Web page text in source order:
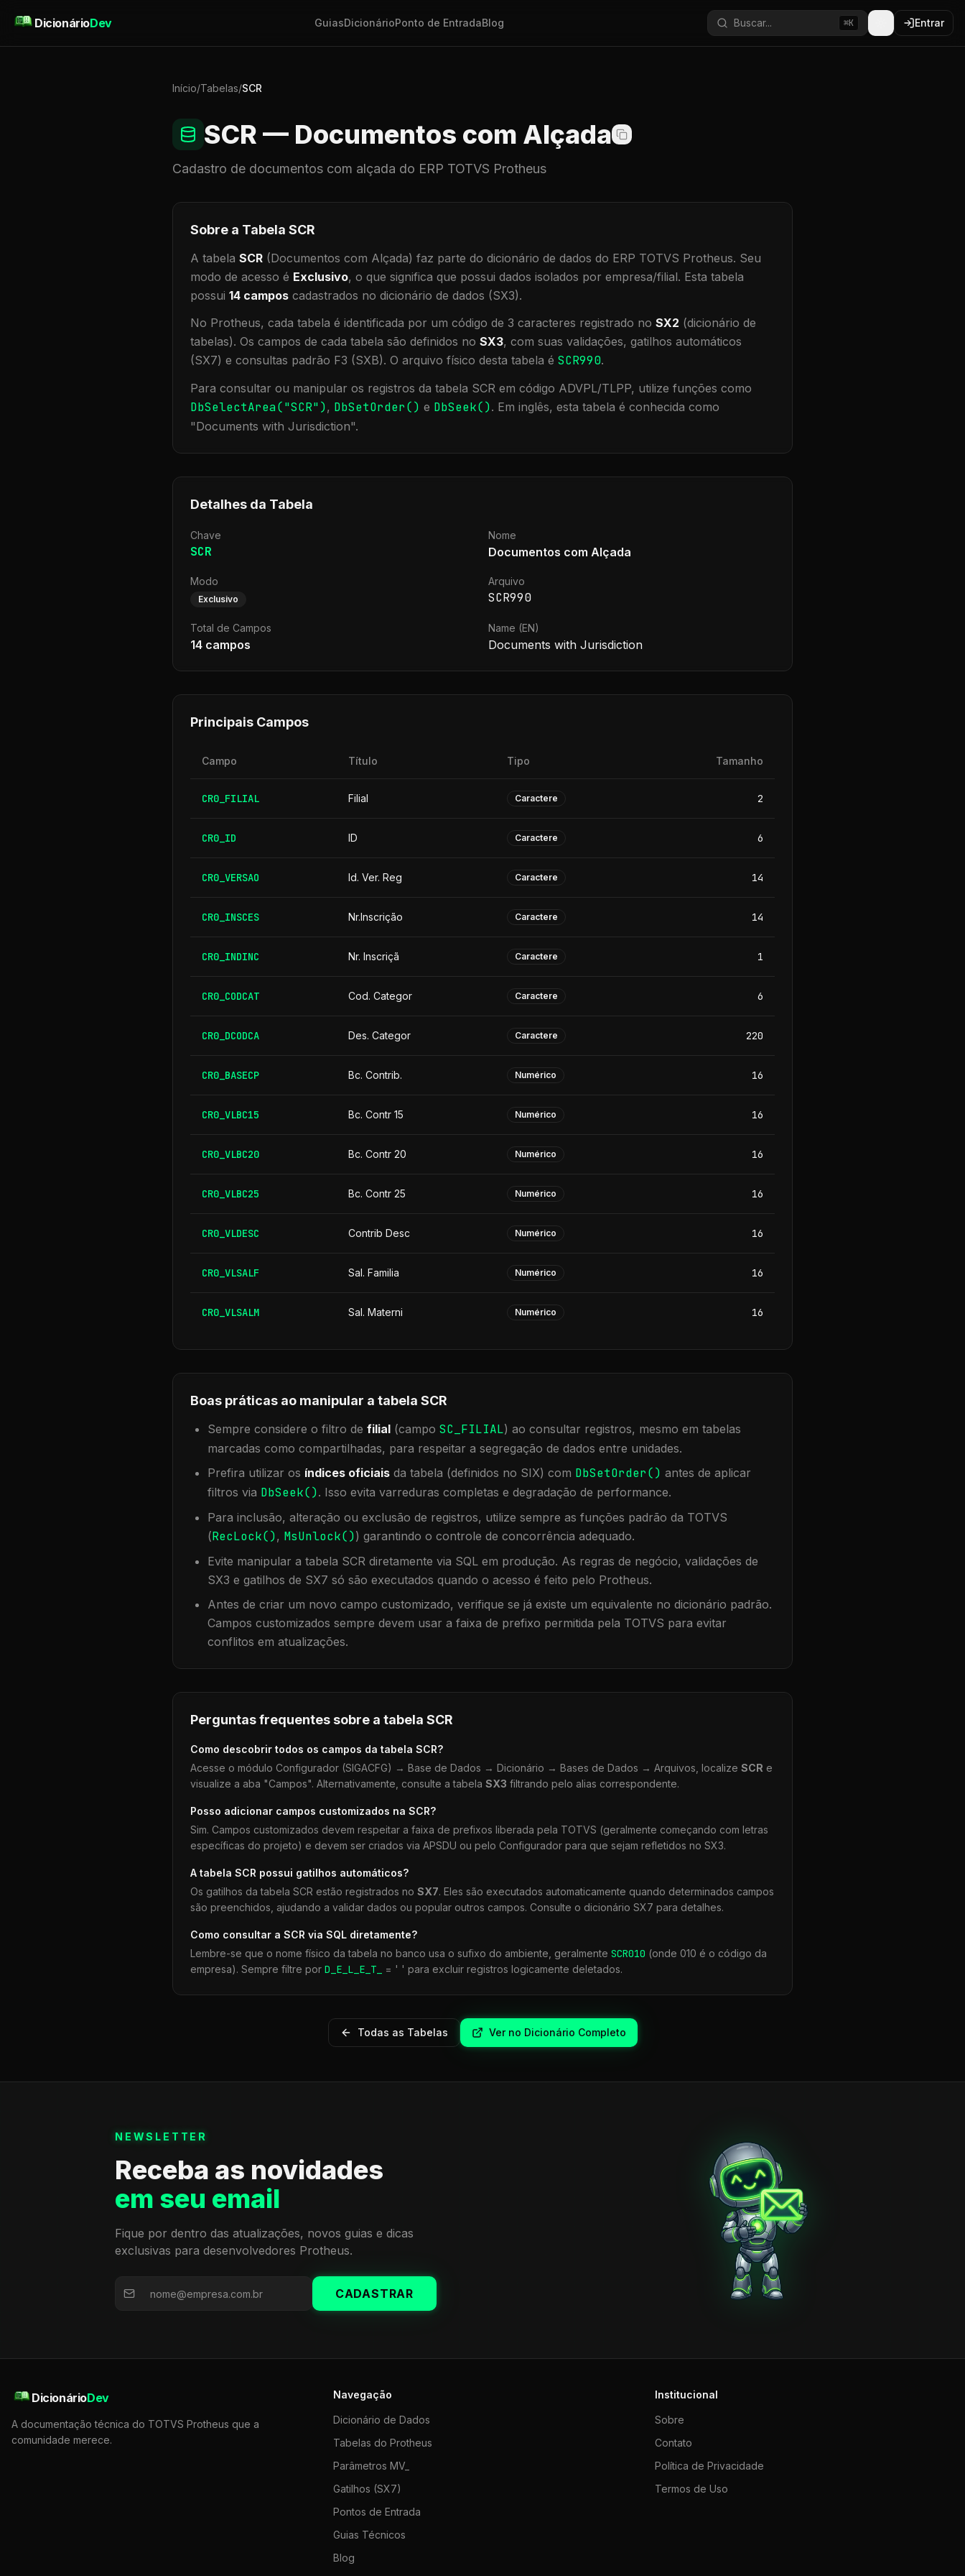
DicionárioDev GuiasDicionárioPonto de EntradaBlog Buscar... ⌘K Entrar
Início/Tabelas/SCR
SCR — Documentos com Alçada
Cadastro de documentos com alçada do ERP TOTVS Protheus
Sobre a Tabela SCR
A tabela SCR (Documentos com Alçada) faz parte do dicionário de dados do ERP TOTVS Protheus. Seu
modo de acesso é Exclusivo, o que significa que possui dados isolados por empresa/filial. Esta tabela
possui 14 campos cadastrados no dicionário de dados (SX3).
No Protheus, cada tabela é identificada por um código de 3 caracteres registrado no SX2 (dicionário de
tabelas). Os campos de cada tabela são definidos no SX3, com suas validações, gatilhos automáticos
(SX7) e consultas padrão F3 (SXB). O arquivo físico desta tabela é SCR990.
Para consultar ou manipular os registros da tabela SCR em código ADVPL/TLPP, utilize funções como
DbSelectArea("SCR"), DbSetOrder() e DbSeek(). Em inglês, esta tabela é conhecida como
"Documents with Jurisdiction".
Detalhes da Tabela
Chave
SCR
Nome
Documentos com Alçada
Modo
Exclusivo
Arquivo
SCR990
Total de Campos
14 campos
Name (EN)
Documents with Jurisdiction
Principais Campos
Campo Título Tipo Tamanho
CR0_FILIAL Filial Caractere 2
CR0_ID ID Caractere 6
CR0_VERSAO Id. Ver. Reg Caractere 14
CR0_INSCES Nr.Inscrição Caractere 14
CR0_INDINC Nr. Inscriçã Caractere 1
CR0_CODCAT Cod. Categor Caractere 6
CR0_DCODCA Des. Categor Caractere 220
CR0_BASECP Bc. Contrib. Numérico 16
CR0_VLBC15 Bc. Contr 15 Numérico 16
CR0_VLBC20 Bc. Contr 20 Numérico 16
CR0_VLBC25 Bc. Contr 25 Numérico 16
CR0_VLDESC Contrib Desc Numérico 16
CR0_VLSALF Sal. Familia Numérico 16
CR0_VLSALM Sal. Materni Numérico 16
Boas práticas ao manipular a tabela SCR
Sempre considere o filtro de filial (campo SC_FILIAL) ao consultar registros, mesmo em tabelas
marcadas como compartilhadas, para respeitar a segregação de dados entre unidades.
Prefira utilizar os índices oficiais da tabela (definidos no SIX) com DbSetOrder() antes de aplicar
filtros via DbSeek(). Isso evita varreduras completas e degradação de performance.
Para inclusão, alteração ou exclusão de registros, utilize sempre as funções padrão da TOTVS
(RecLock(), MsUnlock()) garantindo o controle de concorrência adequado.
Evite manipular a tabela SCR diretamente via SQL em produção. As regras de negócio, validações de
SX3 e gatilhos de SX7 só são executados quando o acesso é feito pelo Protheus.
Antes de criar um novo campo customizado, verifique se já existe um equivalente no dicionário padrão.
Campos customizados sempre devem usar a faixa de prefixo permitida pela TOTVS para evitar
conflitos em atualizações.
Perguntas frequentes sobre a tabela SCR
Como descobrir todos os campos da tabela SCR?
Acesse o módulo Configurador (SIGACFG) → Base de Dados → Dicionário → Bases de Dados → Arquivos, localize SCR e
visualize a aba "Campos". Alternativamente, consulte a tabela SX3 filtrando pelo alias correspondente.
Posso adicionar campos customizados na SCR?
Sim. Campos customizados devem respeitar a faixa de prefixos liberada pela TOTVS (geralmente começando com letras
específicas do projeto) e devem ser criados via APSDU ou pelo Configurador para que sejam refletidos no SX3.
A tabela SCR possui gatilhos automáticos?
Os gatilhos da tabela SCR estão registrados no SX7. Eles são executados automaticamente quando determinados campos
são preenchidos, ajudando a validar dados ou popular outros campos. Consulte o dicionário SX7 para detalhes.
Como consultar a SCR via SQL diretamente?
Lembre-se que o nome físico da tabela no banco usa o sufixo do ambiente, geralmente SCR010 (onde 010 é o código da
empresa). Sempre filtre por D_E_L_E_T_ = ' ' para excluir registros logicamente deletados.
Todas as Tabelas Ver no Dicionário Completo
NEWSLETTER
Receba as novidades
em seu email
Fique por dentro das atualizações, novos guias e dicas
exclusivas para desenvolvedores Protheus.
CADASTRAR
DicionárioDev
A documentação técnica do TOTVS Protheus que a
comunidade merece.
Navegação
Dicionário de Dados
Tabelas do Protheus
Parâmetros MV_
Gatilhos (SX7)
Pontos de Entrada
Guias Técnicos
Blog
Institucional
Sobre
Contato
Política de Privacidade
Termos de Uso